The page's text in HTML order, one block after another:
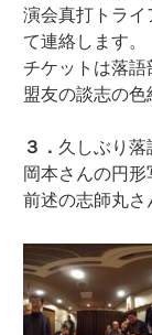
演会真打トライ
て連絡します。
チケットは落語
盟友の談志の色
３． 久しぶり落
岡本さんの円形
前述の志師丸さ